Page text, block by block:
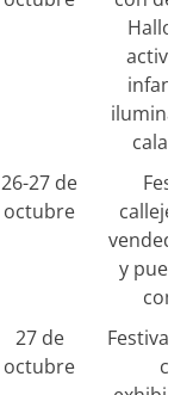
26-27 de
octubre
y
27 de
octubre
Festival
con